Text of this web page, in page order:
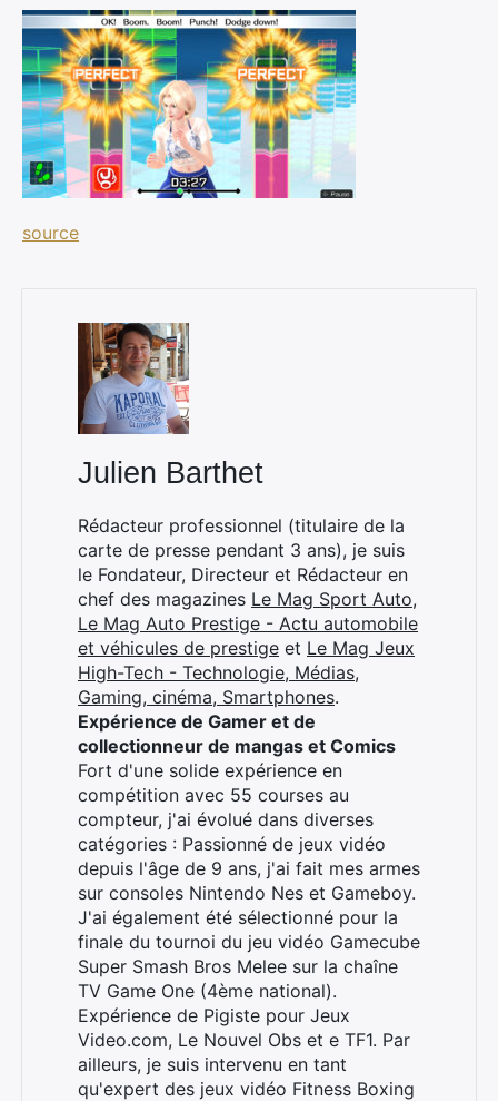
source
Julien Barthet
Rédacteur professionnel (titulaire de la
carte de presse pendant 3 ans), je suis
le Fondateur, Directeur et Rédacteur en
chef des magazines Le Mag Sport Auto,
Le Mag Auto Prestige - Actu automobile
et véhicules de prestige et Le Mag Jeux
High-Tech - Technologie, Médias,
Gaming, cinéma, Smartphones.
Expérience de Gamer et de
collectionneur de mangas et Comics
Fort d'une solide expérience en
compétition avec 55 courses au
compteur, j'ai évolué dans diverses
catégories : Passionné de jeux vidéo
depuis l'âge de 9 ans, j'ai fait mes armes
sur consoles Nintendo Nes et Gameboy.
J'ai également été sélectionné pour la
finale du tournoi du jeu vidéo Gamecube
Super Smash Bros Melee sur la chaîne
TV Game One (4ème national).
Expérience de Pigiste pour Jeux
Video.com, Le Nouvel Obs et e TF1. Par
ailleurs, je suis intervenu en tant
qu'expert des jeux vidéo Fitness Boxing
Rechercher